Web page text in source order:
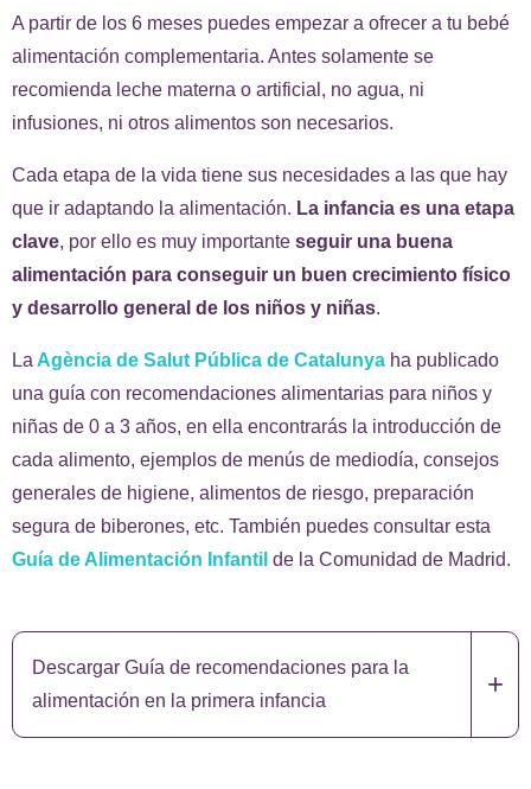
A partir de los 6 meses puedes empezar a ofrecer a tu bebé
alimentación complementaria. Antes solamente se
recomienda leche materna o artificial, no agua, ni
infusiones, ni otros alimentos son necesarios.
Cada etapa de la vida tiene sus necesidades a las que hay
que ir adaptando la alimentación. La infancia es una etapa
clave, por ello es muy importante seguir una buena
alimentación para conseguir un buen crecimiento físico
y desarrollo general de los niños y niñas.
La Agència de Salut Pública de Catalunya ha publicado
una guía con recomendaciones alimentarias para niños y
niñas de 0 a 3 años, en ella encontrarás la introducción de
cada alimento, ejemplos de menús de mediodía, consejos
generales de higiene, alimentos de riesgo, preparación
segura de biberones, etc. También puedes consultar esta
Guía de Alimentación Infantil de la Comunidad de Madrid.
Descargar Guía de recomendaciones para la
alimentación en la primera infancia
+